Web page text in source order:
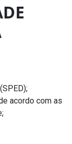
acordo com as